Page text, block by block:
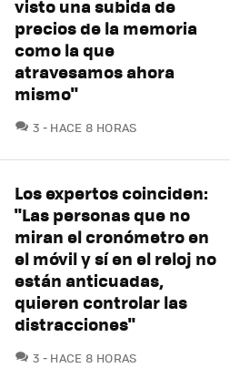
visto una subida de
precios de la memoria
como la que
atravesamos ahora
mismo"
3 COMENTARIOS
HACE 8 HORAS
Los expertos coinciden:
"Las personas que no
miran el cronómetro en
el móvil y sí en el reloj no
están anticuadas,
quieren controlar las
distracciones"
3 COMENTARIOS
HACE 8 HORAS